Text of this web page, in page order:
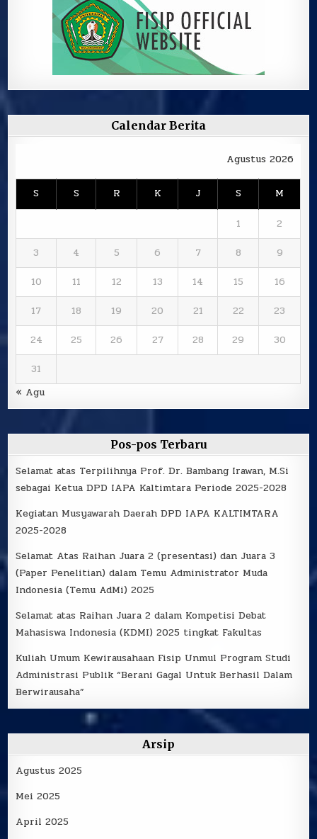
Calendar Berita
Agustus 2026
S S R K J S M
1
2
3
4 5 6 7 8
9
10
11 12 13 14 15
16
17
18 19 20 21 22
23
24
25 26 27 28 29
30
31
« Agu
Pos-pos Terbaru
Selamat atas Terpilihnya Prof. Dr. Bambang Irawan, M.Si
sebagai Ketua DPD IAPA Kaltimtara Periode 2025-2028
Kegiatan Musyawarah Daerah DPD IAPA KALTIMTARA
2025-2028
Selamat Atas Raihan Juara 2 (presentasi) dan Juara 3
(Paper Penelitian) dalam Temu Administrator Muda
Indonesia (Temu AdMi) 2025
Selamat atas Raihan Juara 2 dalam Kompetisi Debat
Mahasiswa Indonesia (KDMI) 2025 tingkat Fakultas
Kuliah Umum Kewirausahaan Fisip Unmul Program Studi
Administrasi Publik “Berani Gagal Untuk Berhasil Dalam
Berwirausaha”
Arsip
Agustus 2025
Mei 2025
April 2025